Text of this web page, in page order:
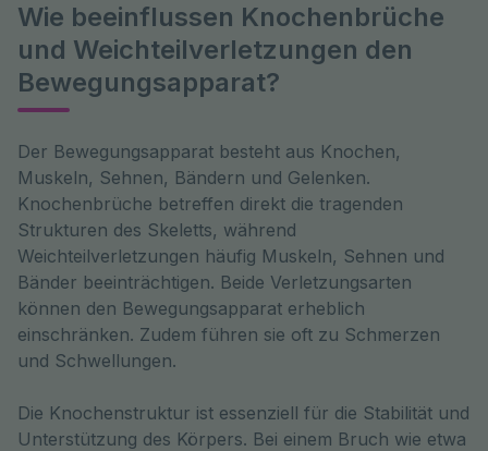
Wie beeinflussen Knochenbrüche
und Weichteilverletzungen den
Bewegungsapparat?
Der Bewegungsapparat besteht aus Knochen,
Muskeln, Sehnen, Bändern und Gelenken.
Knochenbrüche betreffen direkt die tragenden
Strukturen des Skeletts, während
Weichteilverletzungen häufig Muskeln, Sehnen und
Bänder beeinträchtigen. Beide Verletzungsarten
können den Bewegungsapparat erheblich
einschränken. Zudem führen sie oft zu Schmerzen
und Schwellungen.
Die Knochenstruktur ist essenziell für die Stabilität und
Unterstützung des Körpers. Bei einem Bruch wie etwa